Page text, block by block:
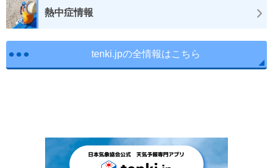
熱中症情報
tenki.jpの全情報はこちら